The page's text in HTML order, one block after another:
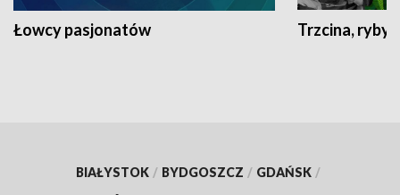
Łowcy pasjonatów Trzcina, ryby
BIAŁYSTOK / BYDGOSZCZ / GDAŃSK /